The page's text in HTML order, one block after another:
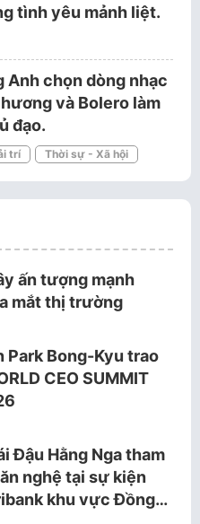
tình yêu mảnh liệt.
Anh chọn dòng nhạc
và Bolero làm
đạo.
trí Thời sự - Xã hội
ấn tượng mạnh
mắt thị trường
Park Bong-Kyu trao
CEO SUMMIT
Đậu Hằng Nga tham
nghệ tại sự kiện
khu vực Đồng…